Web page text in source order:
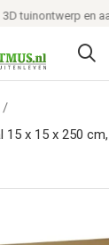
tuinontwerp en
/
15 x 15 x 250